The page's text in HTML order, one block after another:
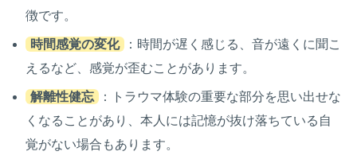
徴です。
時間感覚の変化
：時間が遅く感じる、音が遠くに聞こ
えるなど、感覚が歪むことがあります。
解離性健忘
：トラウマ体験の重要な部分を思い出せな
くなることがあり、本人には記憶が抜け落ちている自
覚がない場合もあります。